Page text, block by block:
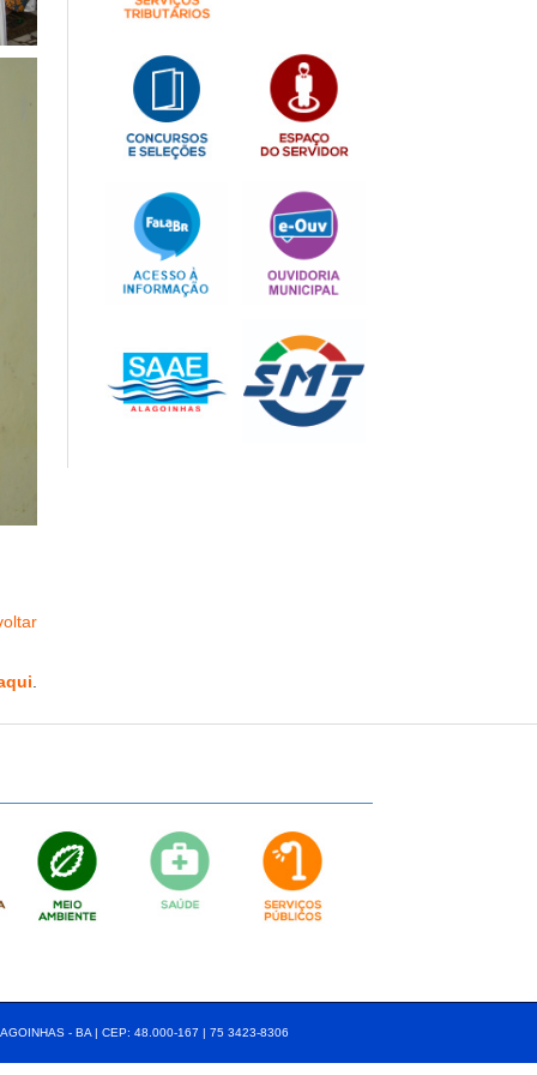
- BA | CEP: 48.000-167 | 75 3423-8306⠀⠀⠀⠀⠀⠀⠀⠀⠀⠀